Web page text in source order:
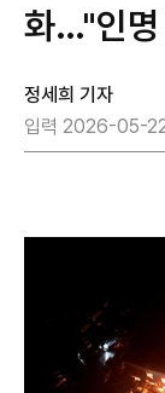
화…"인명
정세희 기자
입력 2026-05-